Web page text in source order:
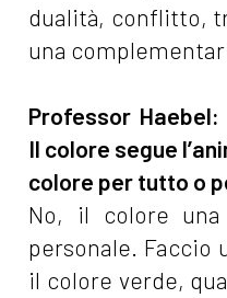
dualità, conflitto,
una
Professor
Il colore segue
colore per tutto o
No, il colore
personale. Faccio
il colore verde,